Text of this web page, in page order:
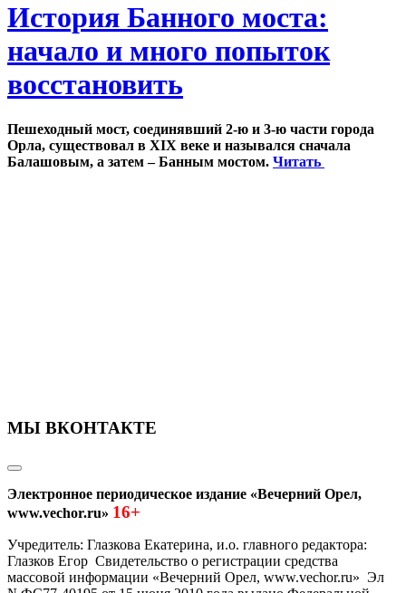
История Банного моста:
начало и много попыток
восстановить
Пешеходный мост, соединявший 2-ю и 3-ю части города
Орла, существовал в XIX веке и назывался сначала
Балашовым, а затем – Банным мостом. Читать
МЫ ВКОНТАКТЕ
Электронное периодическое издание «Вечерний Орел,
www.vechor.ru» 16+
Учредитель: Глазкова Екатерина, и.о. главного редактора:
Глазков Егор Свидетельство о регистрации средства
массовой информации «Вечерний Орел, www.vechor.ru» Эл